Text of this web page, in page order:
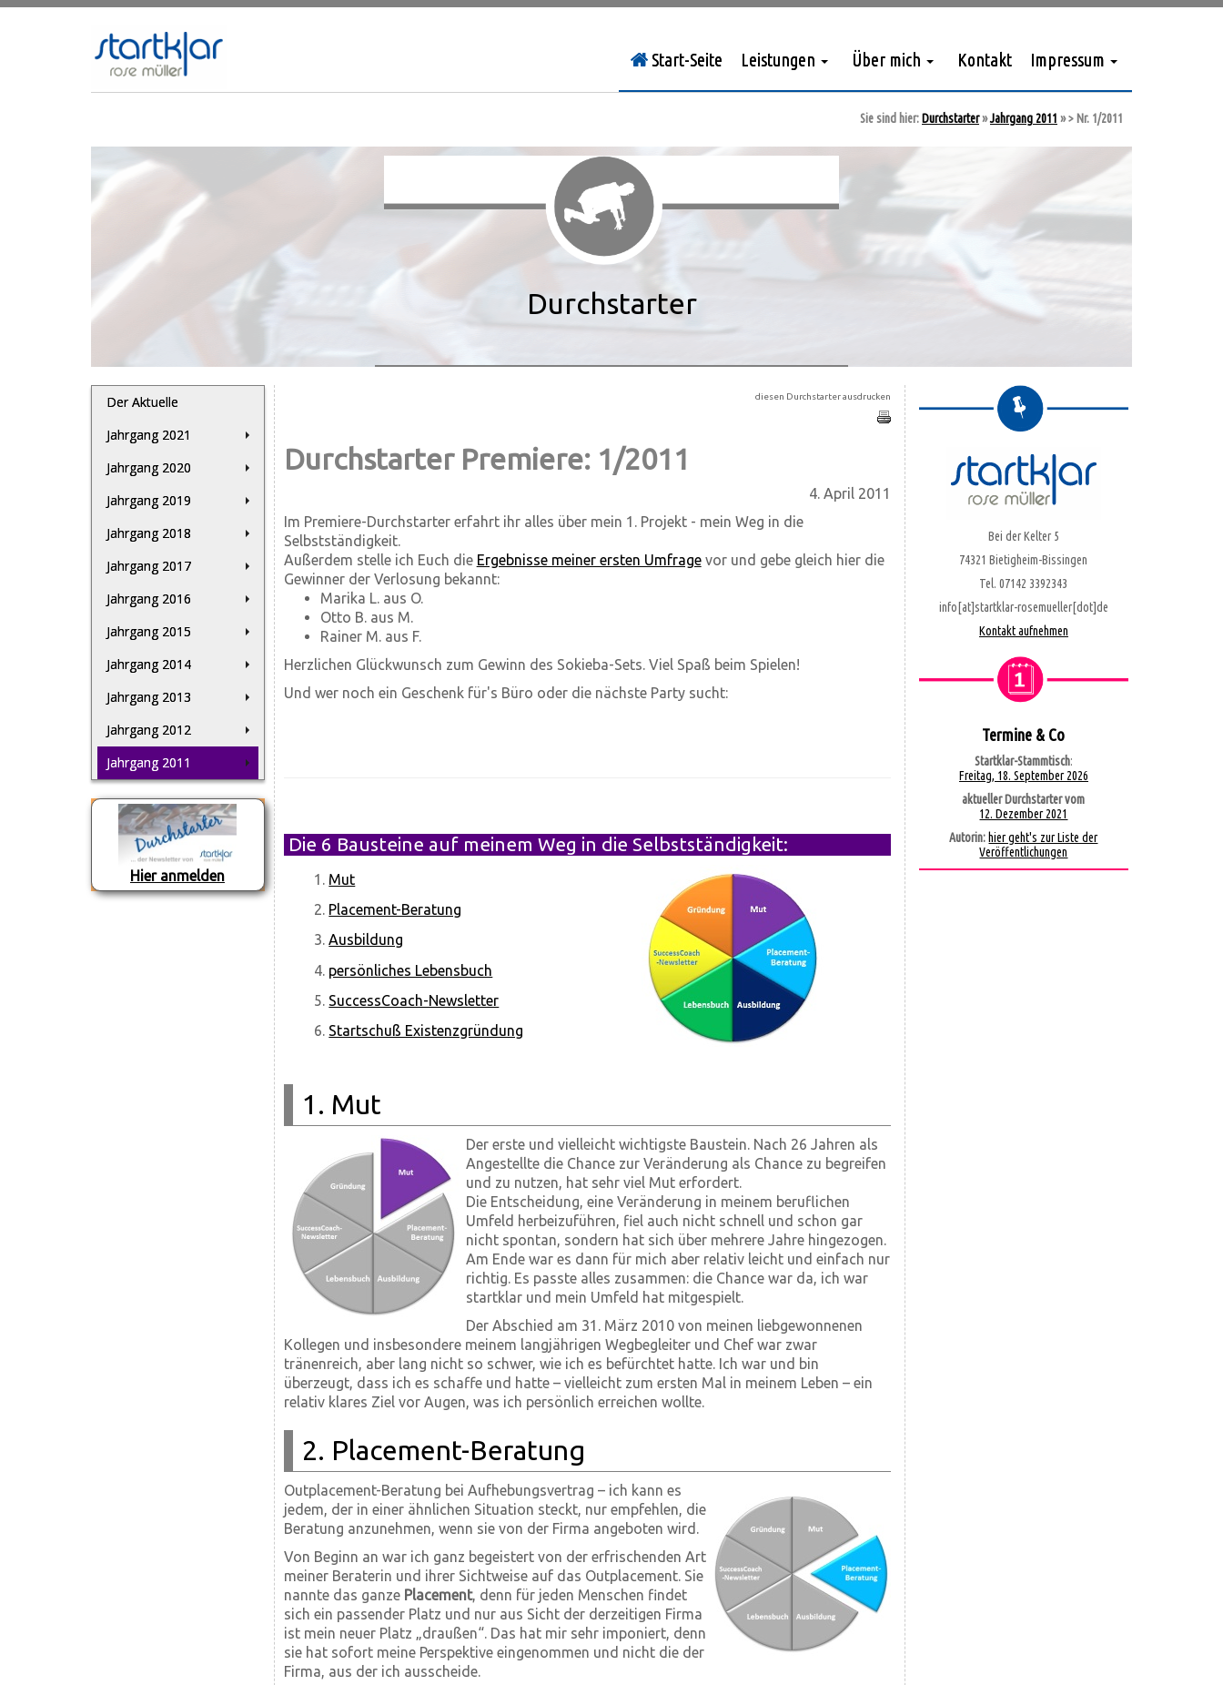
Start-Seite Leistungen Über mich Kontakt Impressum
Sie sind hier:Durchstarter»Jahrgang 2011 »> Nr. 1/2011
Durchstarter
Der Aktuelle
Jahrgang 2021
Jahrgang 2020
Jahrgang 2019
Jahrgang 2018
Jahrgang 2017
Jahrgang 2016
Jahrgang 2015
Jahrgang 2014
Jahrgang 2013
Jahrgang 2012
Jahrgang 2011
Hier anmelden
diesen Durchstarter ausdrucken
Durchstarter Premiere: 1/2011
4. April 2011
Im Premiere-Durchstarter erfahrt ihr alles über mein 1. Projekt - mein Weg in die
Selbstständigkeit.
Außerdem stelle ich Euch die Ergebnisse meiner ersten Umfragevor und gebe gleich hier die
Gewinner der Verlosung bekannt:
Marika L. aus O.
Otto B. aus M.
Rainer M. aus F.
Herzlichen Glückwunsch zum Gewinn des Sokieba-Sets. Viel Spaß beim Spielen!
Und wer noch ein Geschenk für's Büro oder die nächste Party sucht:
Die 6 Bausteine auf meinem Weg in die Selbstständigkeit:
1. Mut
2. Placement-Beratung
3.Ausbildung
4. persönliches Lebensbuch
5. SuccessCoach-Newsletter
6. Startschuß Existenzgründung
1. Mut
Der erste und vielleicht wichtigste Baustein. Nach 26 Jahren als
Angestellte die Chance zur Veränderung als Chance zu begreifen
und zu nutzen, hat sehr viel Mut erfordert.
Die Entscheidung, eine Veränderung in meinem beruflichen
Umfeld herbeizuführen, fiel auch nicht schnell und schon gar
nicht spontan, sondern hat sich über mehrere Jahre hingezogen.
Am Ende war es dann für mich aber relativ leicht und einfach nur
richtig. Es passte alles zusammen: die Chance war da, ich war
startklar und mein Umfeld hat mitgespielt.
Der Abschied am 31. März 2010 von meinen liebgewonnenen
Kollegen und insbesondere meinem langjährigen Wegbegleiter und Chef war zwar
tränenreich, aber lang nicht so schwer, wie ich es befürchtet hatte. Ich war und bin
überzeugt, dass ich es schaffe und hatte – vielleicht zum ersten Mal in meinem Leben – ein
relativ klares Ziel vor Augen, was ich persönlich erreichen wollte.
2. Placement-Beratung
Outplacement-Beratung bei Aufhebungsvertrag – ich kann es
jedem, der in einer ähnlichen Situation steckt, nur empfehlen, die
Beratung anzunehmen, wenn sie von der Firma angeboten wird.
Von Beginn an war ich ganz begeistert von der erfrischenden Art
meiner Beraterin und ihrer Sichtweise auf das Outplacement. Sie
nannte das ganze Placement, denn für jeden Menschen findet
sich ein passender Platz und nur aus Sicht der derzeitigen Firma
ist mein neuer Platz „draußen“. Das hat mir sehr imponiert, denn
sie hat sofort meine Perspektive eingenommen und nicht die der
Firma, aus der ich ausscheide.
Bei der Kelter 5
74321 Bietigheim-Bissingen
Tel. 07142 3392343
info[at]startklar-rosemueller[dot]de
Kontakt aufnehmen
Termine & Co
Startklar-Stammtisch:
Freitag, 18. September 2026
aktueller Durchstarter vom
12. Dezember 2021
Autorin: hier geht's zur Liste der
Veröffentlichungen